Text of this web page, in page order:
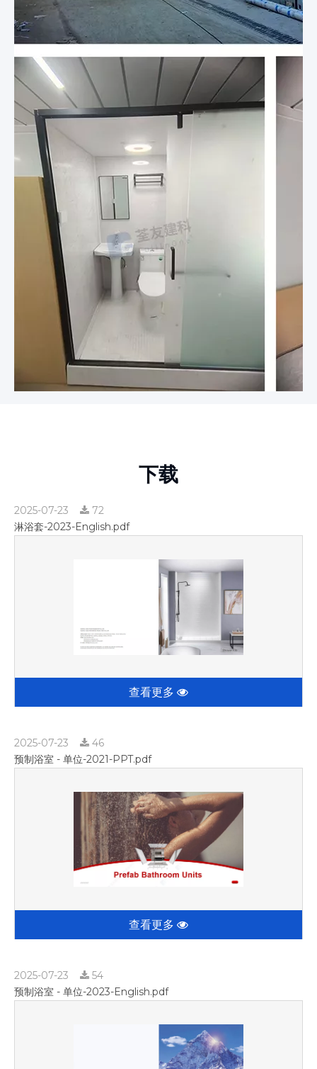
下载
2025-07-23
72
淋浴套-2023-English.pdf
查看更多
2025-07-23
46
预制浴室 - 单位-2021-PPT.pdf
查看更多
2025-07-23
54
预制浴室 - 单位-2023-English.pdf